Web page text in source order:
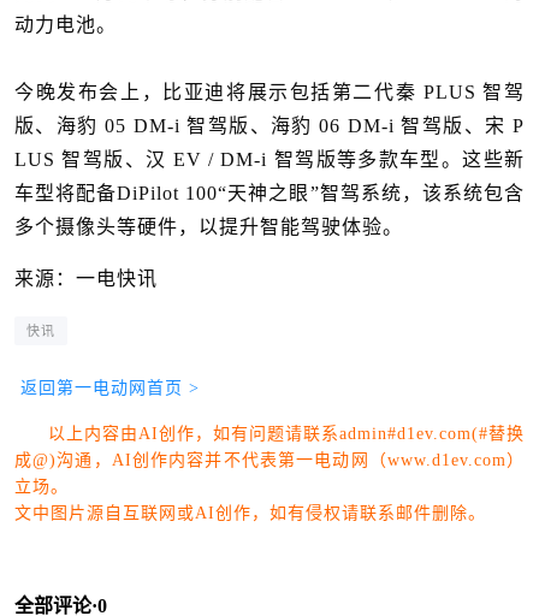
动力电池。
今晚发布会上，比亚迪将展示包括第二代秦 PLUS 智驾
版、海豹 05 DM-i 智驾版、海豹 06 DM-i 智驾版、宋 P
LUS 智驾版、汉 EV / DM-i 智驾版等多款车型。这些新
车型将配备DiPilot 100“天神之眼”智驾系统，该系统包含
多个摄像头等硬件，以提升智能驾驶体验。
来源：一电快讯
快讯
返回第一电动网首页 >
以上内容由AI创作，如有问题请联系admin#d1ev.com(#替换
成@)沟通，AI创作内容并不代表第一电动网（www.d1ev.com）
立场。
文中图片源自互联网或AI创作，如有侵权请联系邮件删除。
全部评论·0